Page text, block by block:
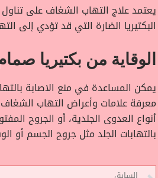
يعتمد علاج التهاب الشغاف على
البكتيريا الضارة التي قد تؤدي إلى
الوقاية من بكتيريا
يمكن المساعدة في منع الاصابة
معرفة علامات وأعراض التهاب
أنواع العدوى الجلدية، أو الجروح
بالتهابات الجلد مثل جروح الجسم أو